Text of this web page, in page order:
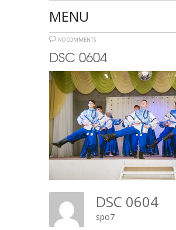
MENU
NO COMMENTS
DSC 0604
DSC 0604
spo7